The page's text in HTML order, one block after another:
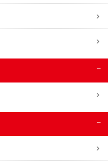
−
−